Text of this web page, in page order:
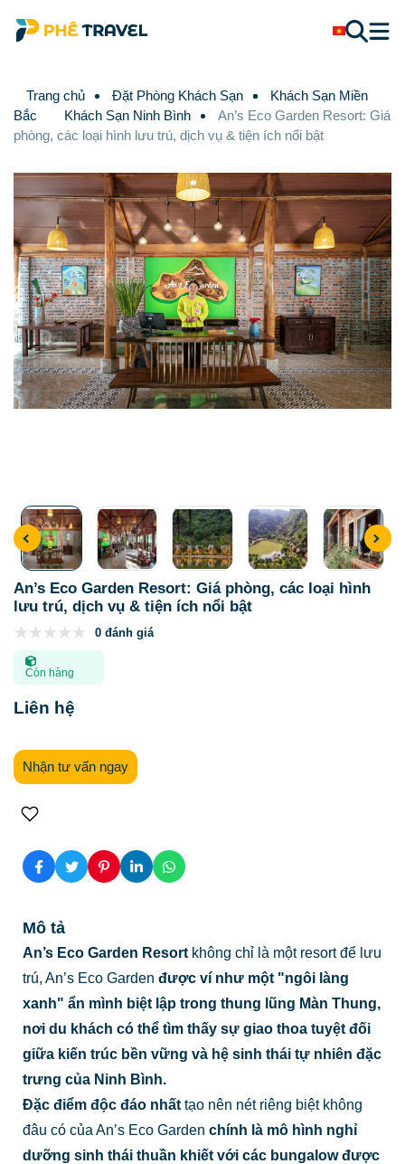
Trang chủ Đặt Phòng Khách Sạn
Khách Sạn Miền
Bắc
Khách Sạn Ninh Bình
An’s Eco Garden Resort: Giá
phòng, các loại hình lưu trú, dịch vụ & tiện ích nổi bật
An’s Eco Garden Resort: Giá phòng, các loại hình
lưu trú, dịch vụ & tiện ích nổi bật
0 đánh giá
Còn hàng
Liên hệ
Nhận tư vấn ngay
Mô tả
An’s Eco Garden Resortkhông chỉ là một resort để lưu
trú, An’s Eco Garden được ví như một "ngôi làng
xanh" ẩn mình biệt lập trong thung lũng Màn Thung,
nơi du khách có thể tìm thấy sự giao thoa tuyệt đối
giữa kiến trúc bền vững và hệ sinh thái tự nhiên đặc
trưng của Ninh Bình.
Đặc điểm độc đáo nhấttạo nên nét riêng biệt không
đâu có của An’s Eco Garden chính là mô hình nghỉ
dưỡng sinh thái thuần khiết với các bungalow được